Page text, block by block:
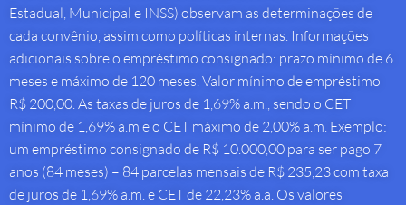
Estadual, Municipal e INSS) observam as determinações de
cada convênio, assim como políticas internas. Informações
adicionais sobre o empréstimo consignado: prazo mínimo de 6
meses e máximo de 120 meses. Valor mínimo de empréstimo
R$ 200,00. As taxas de juros de 1,69% a.m., sendo o CET
mínimo de 1,69% a.m e o CET máximo de 2,00% a.m. Exemplo:
um empréstimo consignado de R$ 10.000,00 para ser pago 7
anos (84 meses) – 84 parcelas mensais de R$ 235,23 com taxa
de juros de 1,69% a.m. e CET de 22,23% a.a. Os valores